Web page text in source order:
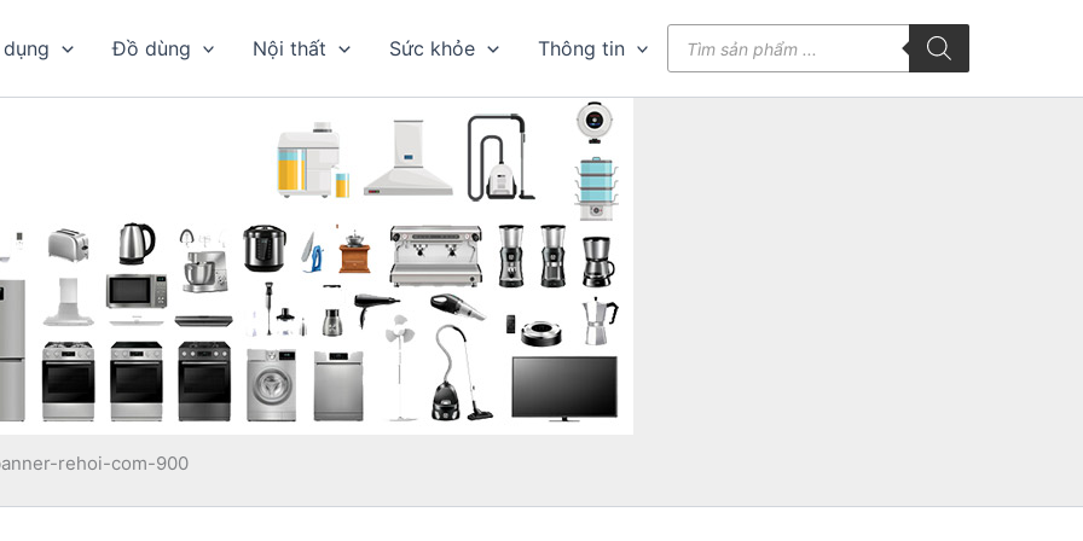
Đồ dùng Nội thất Sức khỏe Thông tin
kiếm
rehoi-com-900